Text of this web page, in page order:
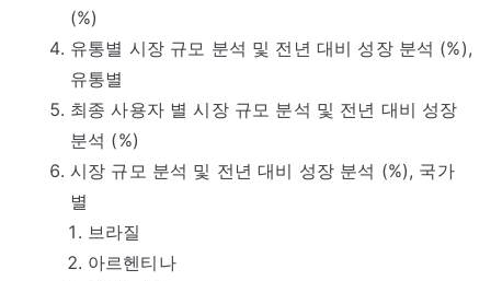
(%)
유통별 시장 규모 분석 및 전년 대비 성장 분석 (%),
유통별
최종 사용자 별 시장 규모 분석 및 전년 대비 성장
분석 (%)
시장 규모 분석 및 전년 대비 성장 분석 (%), 국가
별
브라질
아르헨티나